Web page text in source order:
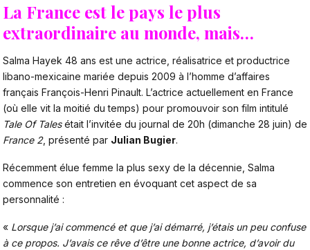
La France est le pays le plus
extraordinaire au monde, mais…
Salma Hayek 48 ans est une actrice, réalisatrice et productrice
libano-mexicaine mariée depuis 2009 à l’homme d’affaires
français François-Henri Pinault. L’actrice actuellement en France
(où elle vit la moitié du temps) pour promouvoir son film intitulé
Tale Of Talesétait l’invitée du journal de 20h (dimanche 28 juin) de
France 2, présenté par Julian Bugier.
Récemment élue femme la plus sexy de la décennie, Salma
commence son entretien en évoquant cet aspect de sa
personnalité :
« Lorsque j’ai commencé et que j’ai démarré, j’étais un peu confuse
à ce propos. J’avais ce rêve d’être une bonne actrice, d’avoir du